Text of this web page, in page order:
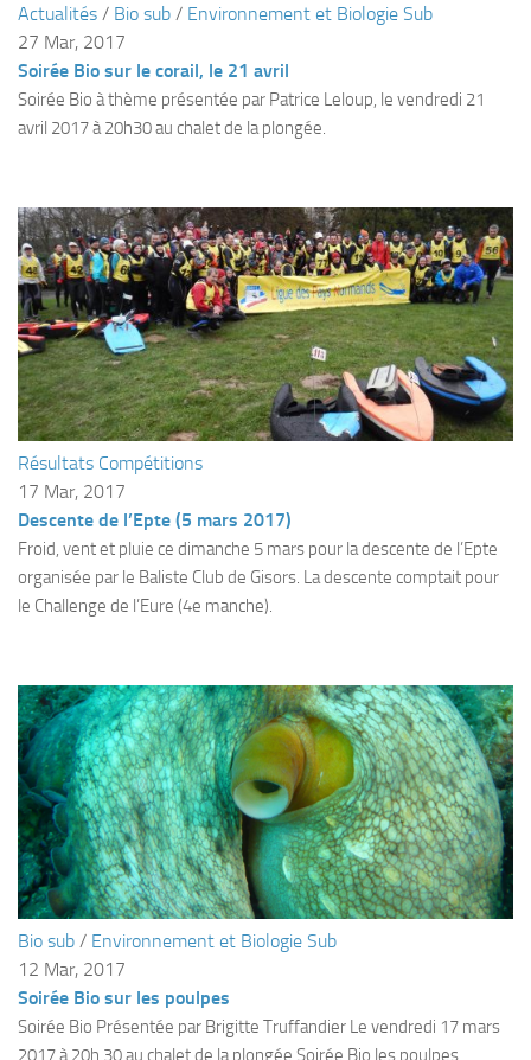
ECOLE DE PLONGEE
Plongeur N2
Plongeur N3
Maintien des acquis
Guide de palanquée N4
Initiateur
Moniteur Fédéral
Organisation
Responsables
Fosse
Sorties techniques
Sorties 2026
Sorties 2025
Sorties 2024
Sorties 2023
Sorties 2022
Sorties 2021
Sorties 2020
Sorties 2019
Sorties 2018
Actualités / Bio sub / Environnement et Biologie Sub
27 Mar, 2017
Soirée Bio sur le corail, le 21 avril
Soirée Bio à thème présentée par Patrice Leloup, le vendredi 21
avril 2017 à 20h30 au chalet de la plongée.
Résultats Compétitions
17 Mar, 2017
Descente de l’Epte (5 mars 2017)
Froid, vent et pluie ce dimanche 5 mars pour la descente de l’Epte
organisée par le Baliste Club de Gisors. La descente comptait pour
le Challenge de l’Eure (4e manche).
Bio sub / Environnement et Biologie Sub
12 Mar, 2017
Soirée Bio sur les poulpes
Soirée Bio Présentée par Brigitte Truffandier Le vendredi 17 mars
2017 à 20h 30 au chalet de la plongée Soirée Bio les poulpes